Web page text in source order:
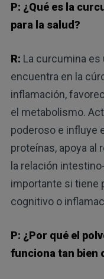
P: ¿Qué es la
para la salud?
R: La curcumina
encuentra en la
inflamación,
el metabolismo.
poderoso e influye
proteínas, apoya al
la relación
importante si tiene
cognitivo o
P: ¿Por qué el
funciona tan bien